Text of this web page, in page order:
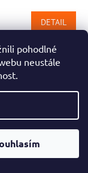
pohodlné
neustále
DETAIL
tenis, byly
stabilitu a
s...